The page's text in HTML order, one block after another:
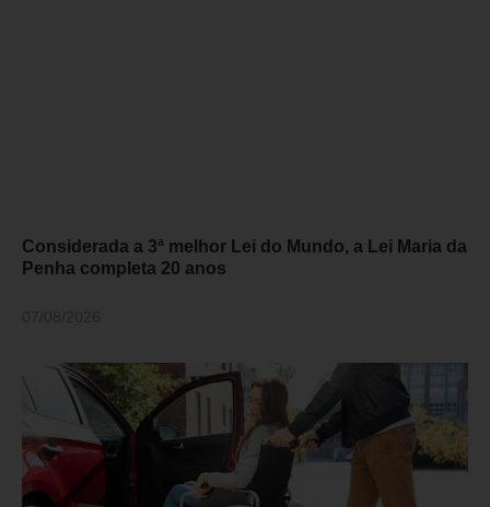
Considerada a 3ª melhor Lei do Mundo, a Lei Maria da
Penha completa 20 anos